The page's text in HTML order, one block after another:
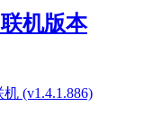
机版本